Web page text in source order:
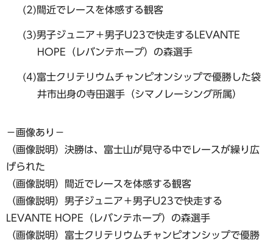
(2)間近でレースを体感する観客
(3)男子ジュニア＋男子U23で快走するLEVANTE
HOPE（レバンテホープ）の森選手
(4)富士クリテリウムチャンピオンシップで優勝した袋
井市出身の寺田選手（シマノレーシング所属）
−画像あり−
（画像説明）決勝は、富士山が見守る中でレースが繰り広
げられた
（画像説明）間近でレースを体感する観客
（画像説明）男子ジュニア＋男子U23で快走する
LEVANTE HOPE（レバンテホープ）の森選手
（画像説明）富士クリテリウムチャンピオンシップで優勝